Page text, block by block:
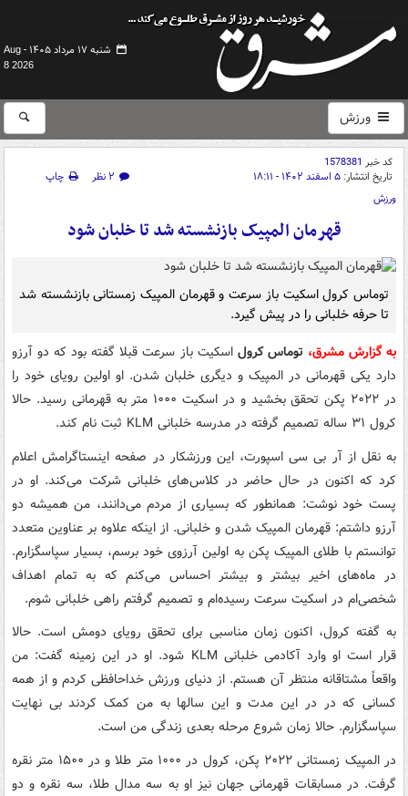
شنبه ۱۷ مرداد ۱۴۰۵ -
Aug
8 2026
ورزش
کد خبر 1578381
تاریخ انتشار: ۵ اسفند ۱۴۰۲ - ۱۸:۱۱ ۲ نظر
چاپ
ورزش
قهرمان المپیک بازنشسته شد تا خلبان شود
توماس کرول اسکیت باز سرعت و قهرمان المپیک زمستانی بازنشسته شد
تا حرفه خلبانی را در پیش گیرد.
به گزارش مشرق، توماس کرول اسکیت باز سرعت قبلا گفته بود که دو آرزو
دارد یکی قهرمانی در المپیک و دیگری خلبان شدن. او اولین رویای خود را
در ۲۰۲۲ پکن تحقق بخشید و در اسکیت ۱۰۰۰ متر به قهرمانی رسید. حالا
کرول ۳۱ ساله تصمیم گرفته در مدرسه خلبانی KLM ثبت نام کند.
به نقل از آر بی سی اسپورت، این ورزشکار در صفحه اینستاگرامش اعلام
کرد که اکنون در حال حاضر در کلاس‌های خلبانی شرکت می‌کند. او در
پست خود نوشت: همانطور که بسیاری از مردم می‌دانند، من همیشه دو
آرزو داشتم: قهرمان المپیک شدن و خلبانی. از اینکه علاوه بر عناوین متعدد
توانستم با طلای المپیک پکن به اولین آرزوی خود برسم، بسیار سپاسگزارم.
در ماه‌های اخیر بیشتر و بیشتر احساس می‌کنم که به تمام اهداف
شخصی‌ام در اسکیت سرعت رسیده‌ام و تصمیم گرفتم راهی خلبانی شوم.
به گفته کرول، اکنون زمان مناسبی برای تحقق رویای دومش است. حالا
قرار است او وارد آکادمی خلبانی KLM شود. او در این زمینه گفت: من
واقعاً مشتاقانه منتظر آن هستم. از دنیای ورزش خداحافظی کردم و از همه
کسانی که در در این مدت و این سالها به من کمک کردند بی نهایت
سپاسگزارم. حالا زمان شروع مرحله بعدی زندگی من است.
در المپیک زمستانی ۲۰۲۲ پکن، کرول در ۱۰۰۰ متر طلا و در ۱۵۰۰ متر نقره
گرفت. در مسابقات قهرمانی جهان نیز او به سه مدال طلا، سه نقره و دو